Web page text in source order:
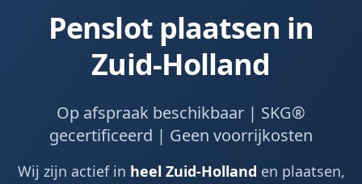
Penslot plaatsen in
Zuid-Holland
Op afspraak beschikbaar | SKG®
gecertificeerd | Geen voorrijkosten
Wij zijn actief in heel Zuid-Holland en plaatsen,